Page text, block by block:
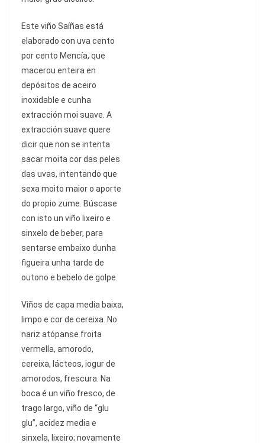
Este viño Saíñas está
elaborado con uva cento
por cento Mencía, que
macerou enteira en
depósitos de aceiro
inoxidable e cunha
extracción moi suave. A
extracción suave quere
dicir que non se intenta
sacar moita cor das peles
das uvas, intentando que
sexa moito maior o aporte
do propio zume. Búscase
con isto un viño lixeiro e
sinxelo de beber, para
sentarse embaixo dunha
figueira unha tarde de
outono e bebelo de golpe.
Viños de capa media baixa,
limpo e cor de cereixa. No
nariz atópanse froita
vermella, amorodo,
cereixa, l ácteos, iogur de
amorodos, frescura. Na
boca é un viño fresco, de
trago largo, viño de “glu
glu”, acidez media e
sinxela, lixeiro; novamente